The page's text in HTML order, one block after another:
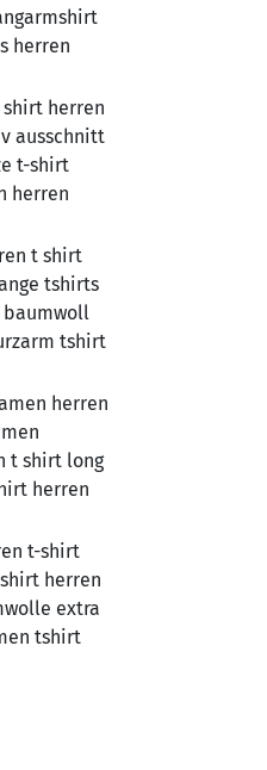
herren
herren
ausschnitt
t-shirt
herren
t shirt
tshirts
tshirt
herren
t shirt long
herren
t-shirt
herren
extra
tshirt